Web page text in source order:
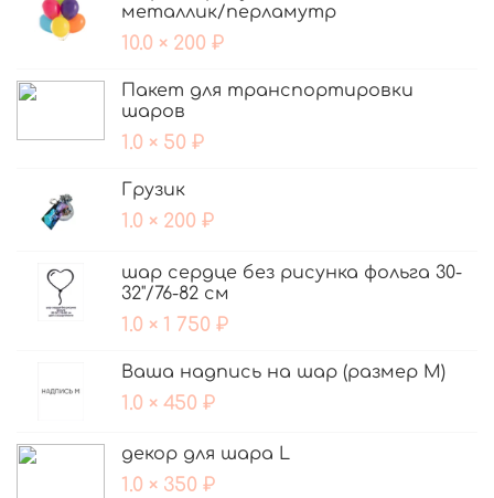
металлик/перламутр
10.0 × 200 ₽
Пакет для транспортировки
шаров
1.0 × 50 ₽
Грузик
1.0 × 200 ₽
шар сердце без рисунка фольга 30-
32"/76-82 см
1.0 × 1 750 ₽
Ваша надпись на шар (размер М)
1.0 × 450 ₽
декор для шара L
1.0 × 350 ₽